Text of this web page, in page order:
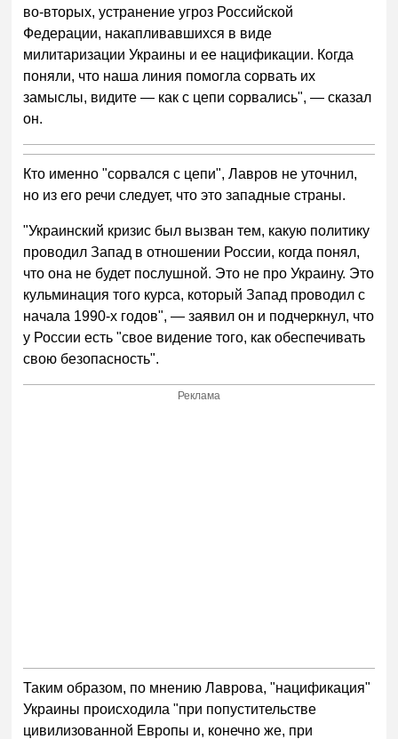
во-вторых, устранение угроз Российской
Федерации, накапливавшихся в виде
милитаризации Украины и ее нацификации. Когда
поняли, что наша линия помогла сорвать их
замыслы, видите — как с цепи сорвались", — сказал
он.
Кто именно "сорвался с цепи", Лавров не уточнил,
но из его речи следует, что это западные страны.
"Украинский кризис был вызван тем, какую политику
проводил Запад в отношении России, когда понял,
что она не будет послушной. Это не про Украину. Это
кульминация того курса, который Запад проводил с
начала 1990-х годов", — заявил он и подчеркнул, что
у России есть "свое видение того, как обеспечивать
свою безопасность".
Реклама
Таким образом, по мнению Лаврова, "нацификация"
Украины происходила "при попустительстве
цивилизованной Европы и, конечно же, при